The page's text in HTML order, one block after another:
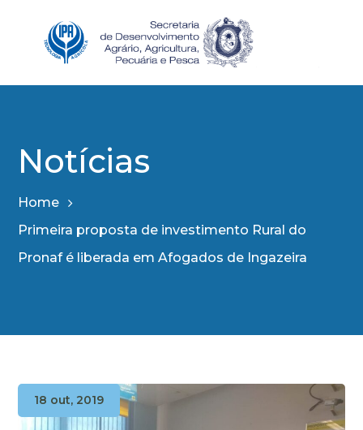
Notícias
Home
Primeira proposta de investimento Rural do
Pronaf é liberada em Afogados de Ingazeira
18 out, 2019